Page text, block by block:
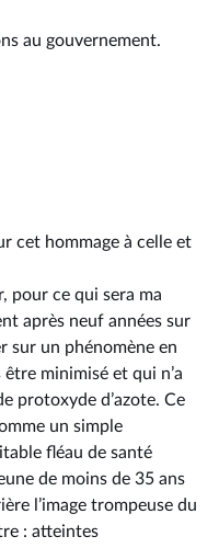
au gouvernement.
cet hommage à celle et
pour ce qui sera ma
après neuf années sur
sur un phénomène en
minimisé et qui n’a
protoxyde d’azote. Ce
un simple
fléau de santé
de moins de 35 ans
l’image trompeuse du
: atteintes